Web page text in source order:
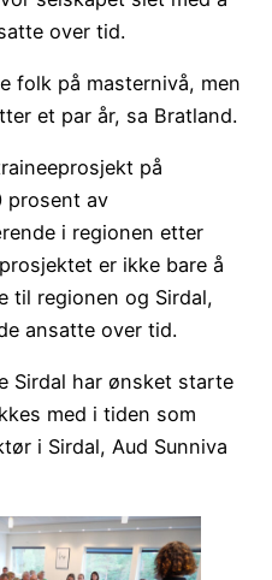
over tid.
folk på masternivå, men
et par år, sa Bratland.
på
prosent av
i regionen etter
er ikke bare å
til regionen og Sirdal,
ansatte over tid.
Sirdal har ønsket starte
med i tiden som
i Sirdal, Aud Sunniva